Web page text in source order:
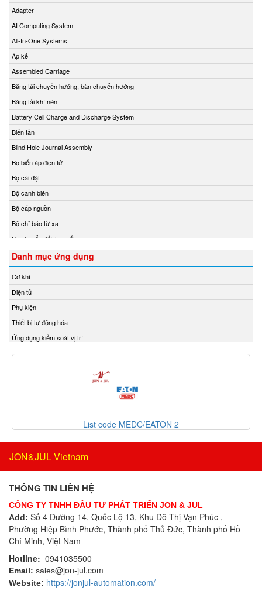
CanNeed
Celduc
CENTEC
Chalmit
Checkline
Chemyx Vietnam
Chino
Chongqing Chuke
Chongqing Huaneng
Clake/Fololo
COMFILETECH
Conductix Wampfler
Core insight Vietnam
Cosa-Xentaur
Cosel Vietnam
Crowcon
CS-Instruments
Daito Kogyo
Danfoss
DEESYS Việt Nam
DELTA + ELEKTROGAS
Delta Ohm
Delta Sensor
Dittmer Vietnam
DOLD Vietnam
Dumore solenoids
Dungs
DURAG
Dwyer
Dynisco
E+H
EBMPAPST
Adapter
AI Computing System
All-In-One Systems
Áp kế
Assembled Carriage
Băng tải chuyển hướng, bàn chuyển hướng
Băng tải khí nén
Battery Cell Charge and Discharge System
Biến tần
Blind Hole Journal Assembly
Bộ biến áp điện tử
Bộ cài đặt
Bộ canh biên
Bộ cấp nguồn
Bộ chỉ báo từ xa
Bộ chuyển đổi áp suất
Bộ chuyển đổi nhiệt độ
Bộ chuyển đổi tín hiệu
Bộ chuyển mạch
Bộ chuyển mạch ống
Bộ điều chỉnh áp suất và điều tốc
Bộ điều khiển
Bộ điều khiển áp suất
Bộ ghi dữ liệu
Bộ gia nhiệt
Bộ giao tiếp công nghiệp
Bộ hiển thị
Bộ khóa cửa
Bộ khởi động motor
Bộ khuếch đại
Bộ kiểm tra dầu
Danh mục ứng dụng
Cơ khí
Điện tử
Phụ kiện
Thiết bị tự động hóa
Ứng dụng kiểm soát vị trí
List code MEDC/EATON 2
JON&JUL Vietnam
THÔNG TIN LIÊN HỆ
CÔNG TY TNHH ĐẦU TƯ PHÁT TRIỂN JON & JUL
Add: Số 4 Đường 14, Quốc Lộ 13, Khu Đô Thị Vạn Phúc ,
Phường Hiệp Bình Phước, Thành phố Thủ Đức, Thành phố Hồ
Chí Minh, Việt Nam
Hotline: 0941035500
Email: sales@jon-jul.com
Website: https://jonjul-automation.com/